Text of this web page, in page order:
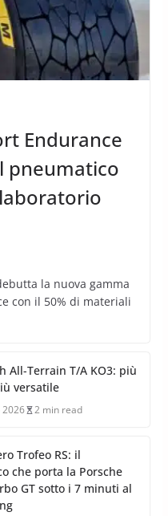
Endurance
pneumatico
la nuova gamma
con il 50% di materiali
All-Terrain T/A KO3: più
versatile
2026 2 min read
Trofeo RS: il
che porta la Porsche
GT sotto i 7 minuti al